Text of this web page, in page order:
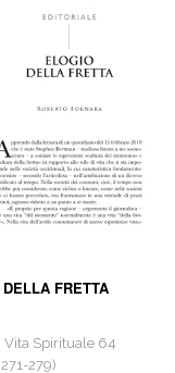
FRETTA
Vita Spirituale 64
279)